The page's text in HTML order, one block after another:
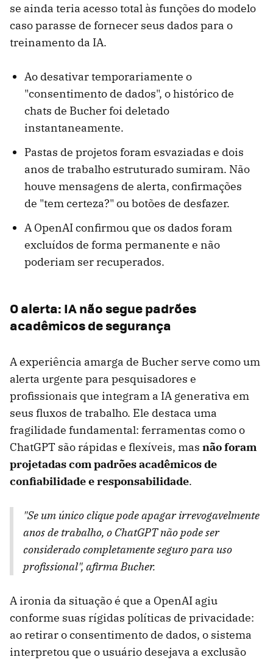
se ainda teria acesso total às funções do modelo
caso parasse de fornecer seus dados para o
treinamento da IA.
Ao desativar temporariamente o
"consentimento de dados", o histórico de
chats de Bucher foi deletado
instantaneamente.
Pastas de projetos foram esvaziadas e dois
anos de trabalho estruturado sumiram. Não
houve mensagens de alerta, confirmações
de "tem certeza?" ou botões de desfazer.
A OpenAI confirmou que os dados foram
excluídos de forma permanente e não
poderiam ser recuperados.
O alerta: IA não segue padrões
acadêmicos de segurança
A experiência amarga de Bucher serve como um
alerta urgente para pesquisadores e
profissionais que integram a IA generativa em
seus fluxos de trabalho. Ele destaca uma
fragilidade fundamental: ferramentas como o
ChatGPT são rápidas e flexíveis, mas não foram
projetadas com padrões acadêmicos de
confiabilidade e responsabilidade.
"Se um único clique pode apagar irrevogavelmente
anos de trabalho, o ChatGPT não pode ser
considerado completamente seguro para uso
profissional", afirma Bucher.
A ironia da situação é que a OpenAI agiu
conforme suas rígidas políticas de privacidade:
ao retirar o consentimento de dados, o sistema
interpretou que o usuário desejava a exclusão